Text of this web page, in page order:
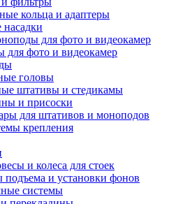
кольца и адаптеры
для фото и видеокамер
для фото и видеокамер
головы
штативы и стедикамы
и присоски
для штативов и моноподов
крепления
и колеса для стоек
подъема и установки фонов
системы